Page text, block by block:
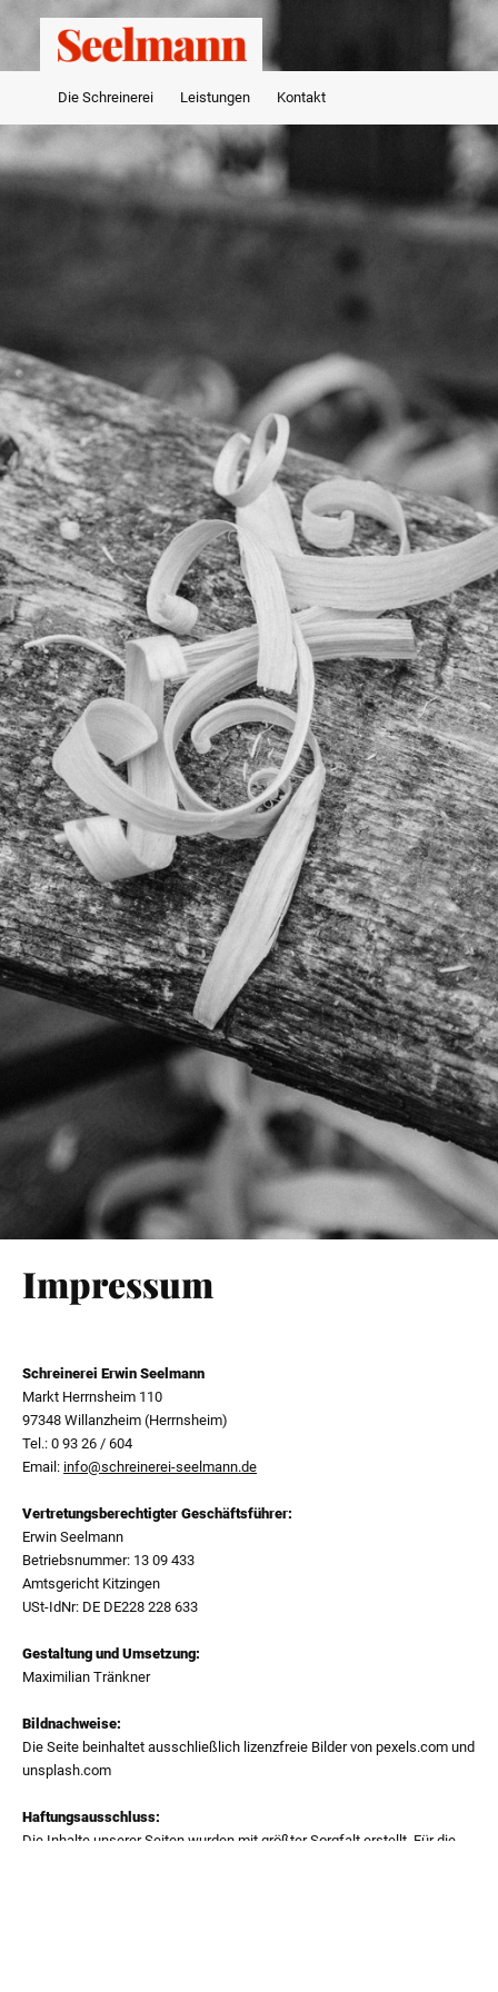
Die Schreinerei Leistungen Kontakt
Impressum
Schreinerei Erwin Seelmann
Markt Herrnsheim 110
97348 Willanzheim (Herrnsheim)
Tel.: 0 93 26 / 604
Email: info@schreinerei-seelmann.de
Vertretungsberechtigter Geschäftsführer:
Erwin Seelmann
Betriebsnummer: 13 09 433
Amtsgericht Kitzingen
USt-IdNr: DE DE228 228 633
Gestaltung und Umsetzung:
Maximilian Tränkner
Bildnachweise:
Die Seite beinhaltet ausschließlich lizenzfreie Bilder von pexels.com und
unsplash.com
Haftungsausschluss:
Die Inhalte unserer Seiten wurden mit größter Sorgfalt erstellt. Für die